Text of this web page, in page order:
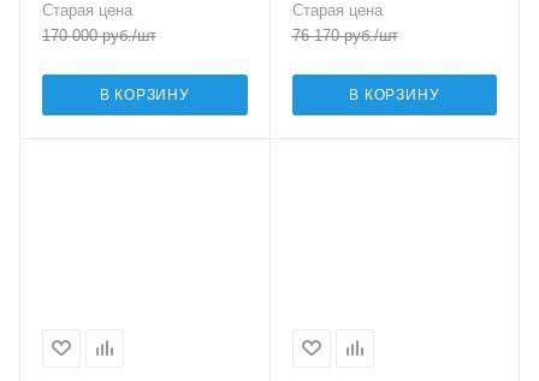
Старая цена
170 000руб./шт
В КОРЗИНУ
Старая цена
76 170руб./шт
В КОРЗИНУ